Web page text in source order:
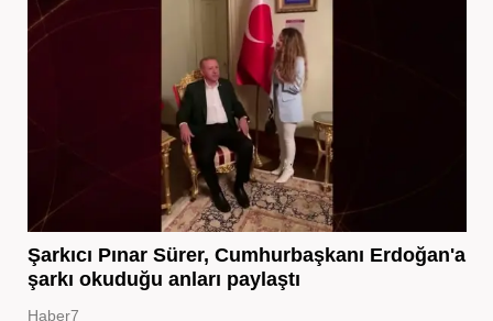
Şarkıcı Pınar Sürer, Cumhurbaşkanı Erdoğan'a
şarkı okuduğu anları paylaştı
Haber7